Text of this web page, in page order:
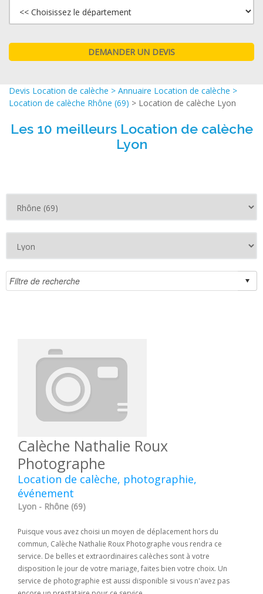
Devis Location de calèche > Annuaire Location de calèche >
Location de calèche Rhône (69) > Location de calèche Lyon
Les 10 meilleurs Location de calèche
Lyon
Calèche Nathalie Roux
Photographe
Location de calèche, photographie,
événement
Lyon - Rhône (69)
Puisque vous avez choisi un moyen de déplacement hors du
commun, Calèche Nathalie Roux Photographe vous rendra ce
service. De belles et extraordinaires calèches sont à votre
disposition le jour de votre mariage, faites bien votre choix. Un
service de photographie est aussi disponible si vous n'avez pas